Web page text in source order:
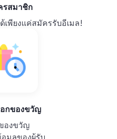
รสมาชิก
เพียงแค่สมัครรับอีเมล!
อกของขวัญ
องขวัญ
มูลของผู้รับ